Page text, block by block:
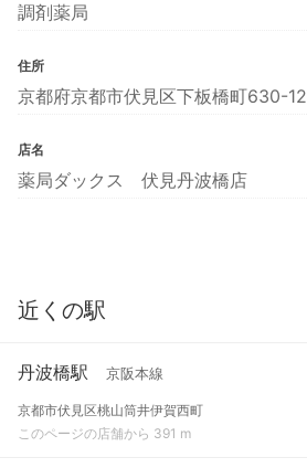
調剤薬局
住所
京都府京都市伏見区下板橋町630-12
店名
薬局ダックス 伏見丹波橋店
近くの駅
丹波橋駅 京阪本線
京都市伏見区桃山筒井伊賀西町
このページの店舗から 391 m